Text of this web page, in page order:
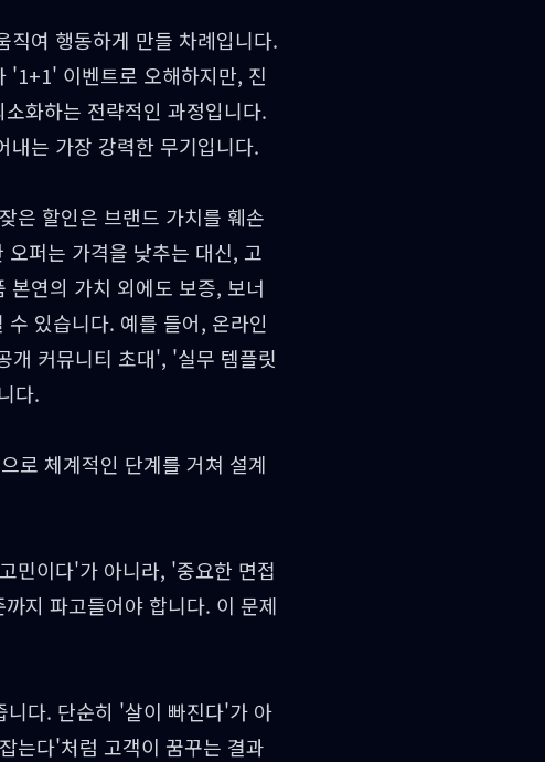
여 행동하게 만들 차례입니다.
'1+1' 이벤트로 오해하지만, 진
화하는 전략적인 과정입니다.
내는 가장 강력한 무기입니다.
은 할인은 브랜드 가치를 훼손
퍼는 가격을 낮추는 대신, 고
본연의 가치 외에도 보증, 보너
있습니다. 예를 들어, 온라인
개 커뮤니티 초대', '실무 템플릿
다.
로 체계적인 단계를 거쳐 설계
민이다'가 아니라, '중요한 면접
지 파고들어야 합니다. 이 문제
니다. 단순히 '살이 빠진다'가 아
는다'처럼 고객이 꿈꾸는 결과